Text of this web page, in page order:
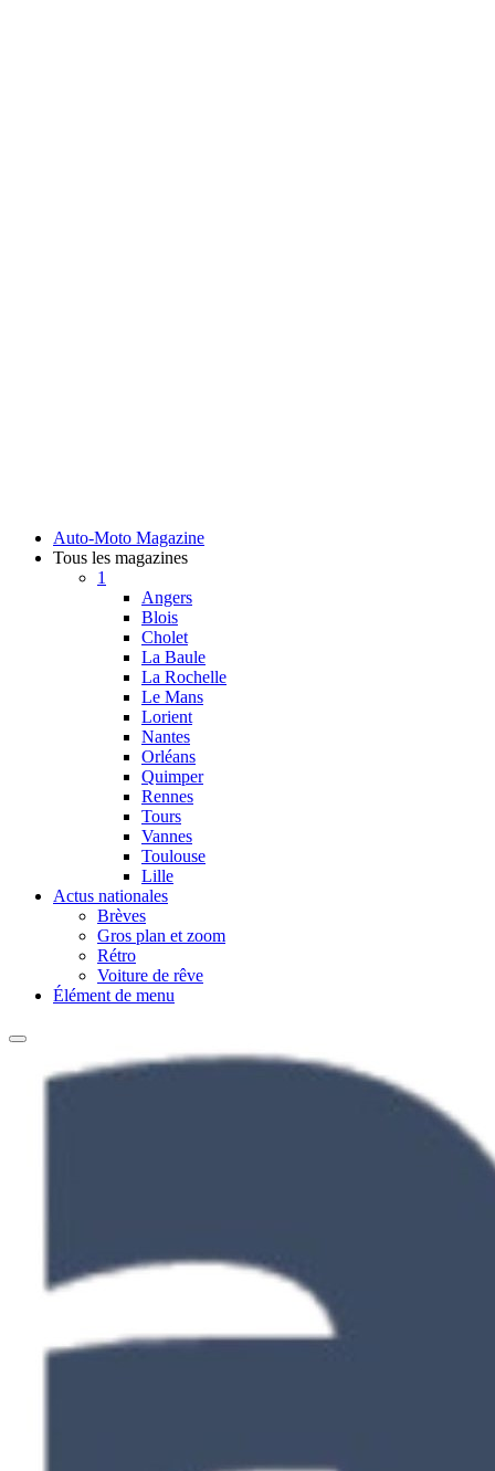
Auto-Moto Magazine
Tous les magazines
1
Angers
Blois
Cholet
La Baule
La Rochelle
Le Mans
Lorient
Nantes
Orléans
Quimper
Rennes
Tours
Vannes
Toulouse
Lille
Actus nationales
Brèves
Gros plan et zoom
Rétro
Voiture de rêve
Élément de menu